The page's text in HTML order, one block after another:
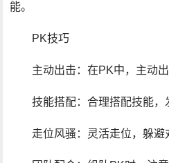
能。
PK技巧
主动出击：在PK中，主动
技能搭配：合理搭配技能，
走位风骚：灵活走位，躲避